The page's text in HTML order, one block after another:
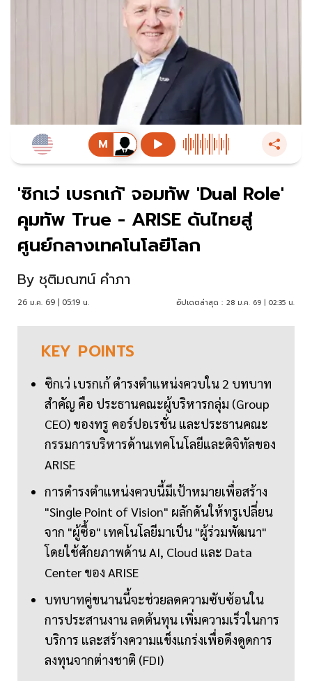
'ซิกเว่ เบรกเก้' จอมทัพ 'Dual Role'
คุมทัพ True - ARISE ดันไทยสู่
ศูนย์กลางเทคโนโลยีโลก
By ชุติมณฑน์ คำภา
26 ม.ค. 69 | 05:19 น. อัปเดตล่าสุด : 28 ม.ค. 69 | 02:35 น.
KEY POINTS
ซิกเว่ เบรกเก้ ดำรงตำแหน่งควบใน 2 บทบาท
สำคัญ คือ ประธานคณะผู้บริหารกลุ่ม (Group
CEO) ของทรู คอร์ปอเรชั่น และประธานคณะ
กรรมการบริหารด้านเทคโนโลยีและดิจิทัลของ
ARISE
การดำรงตำแหน่งควบนี้มีเป้าหมายเพื่อสร้าง
"Single Point of Vision" ผลักดันให้ทรูเปลี่ยน
จาก "ผู้ซื้อ" เทคโนโลยีมาเป็น "ผู้ร่วมพัฒนา"
โดยใช้ศักยภาพด้าน AI, Cloud และ Data
Center ของ ARISE
บทบาทคู่ขนานนี้จะช่วยลดความซับซ้อนใน
การประสานงาน ลดต้นทุน เพิ่มความเร็วในการ
บริการ และสร้างความแข็งแกร่งเพื่อดึงดูดการ
ลงทุนจากต่างชาติ (FDI)